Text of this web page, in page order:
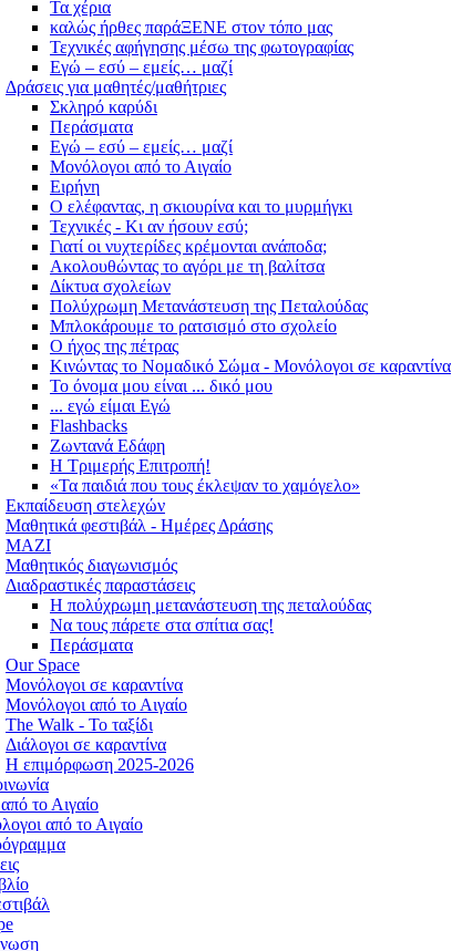
Τα χέρια
καλώς ήρθες παράΞΕΝΕ στον τόπο μας
Τεχνικές αφήγησης μέσω της φωτογραφίας
Εγώ – εσύ – εμείς… μαζί
Δράσεις για μαθητές/μαθήτριες
Σκληρό καρύδι
Περάσματα
Εγώ – εσύ – εμείς… μαζί
Μονόλογοι από το Αιγαίο
Ειρήνη
Ο ελέφαντας, η σκιουρίνα και το μυρμήγκι
Τεχνικές - Κι αν ήσουν εσύ;
Γιατί οι νυχτερίδες κρέμονται ανάποδα;
Ακολουθώντας το αγόρι με τη βαλίτσα
Δίκτυα σχολείων
Πολύχρωμη Μετανάστευση της Πεταλούδας
Μπλοκάρουμε το ρατσισμό στο σχολείο
Ο ήχος της πέτρας
Κινώντας το Νομαδικό Σώμα - Μονόλογοι σε καραντίνα
Το όνομα μου είναι ... δικό μου
... εγώ είμαι Εγώ
Flashbacks
Ζωντανά Εδάφη
Η Τριμερής Επιτροπή!
«Τα παιδιά που τους έκλεψαν το χαμόγελο»
Εκπαίδευση στελεχών
Μαθητικά φεστιβάλ - Ημέρες Δράσης
ΜΑΖΙ
Μαθητικός διαγωνισμός
Διαδραστικές παραστάσεις
Η πολύχρωμη μετανάστευση της πεταλούδας
Να τους πάρετε στα σπίτια σας!
Περάσματα
Our Space
Μονόλογοι σε καραντίνα
Μονόλογοι από το Αιγαίο
The Walk - Το ταξίδι
Διάλογοι σε καραντίνα
Η επιμόρφωση 2025-2026
το Αιγαίο
από το Αιγαίο